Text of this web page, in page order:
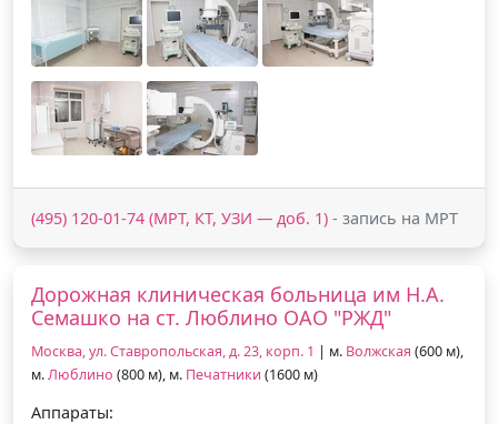
(495) 120-01-74 (МРТ, КТ, УЗИ — доб. 1) - запись на МРТ
Дорожная клиническая больница им Н.А.
Семашко на ст. Люблино ОАО "РЖД"
Москва, ул. Ставропольская, д. 23, корп. 1 | м. Волжская (600 м),
м.Люблино (800 м), м. Печатники (1600 м)
Аппараты: